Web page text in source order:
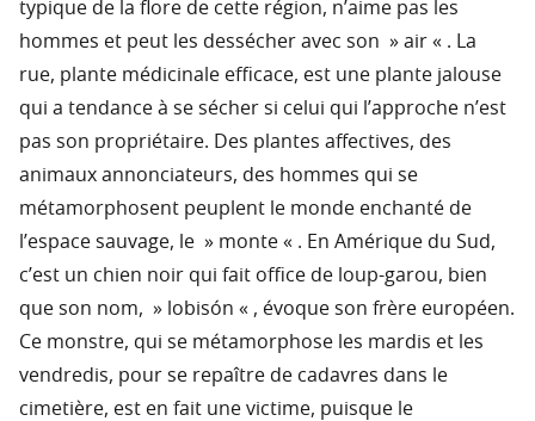
typique de la flore de cette région, n’aime pas les
hommes et peut les dessécher avec son » air « . La
rue, plante médicinale efficace, est une plante jalouse
qui a tendance à se sécher si celui qui l’approche n’est
pas son propriétaire. Des plantes affectives, des
animaux annonciateurs, des hommes qui se
métamorphosent peuplent le monde enchanté de
l’espace sauvage, le » monte « . En Amérique du Sud,
c’est un chien noir qui fait office de loup-garou, bien
que son nom, » lobisón « , évoque son frère européen.
Ce monstre, qui se métamorphose les mardis et les
vendredis, pour se repaître de cadavres dans le
cimetière, est en fait une victime, puisque le